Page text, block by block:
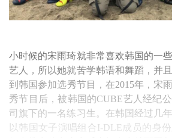
小时候的宋雨琦就非常喜欢韩国的一
艺人，所以她就苦学韩语和舞蹈，并
到韩国参加选秀节目，在2015年，宋
秀节目后，被韩国的CUBE艺人经纪
司旗下的一名练习生。在韩国经过几
以韩国女子演唱组合I-DLE成员的身